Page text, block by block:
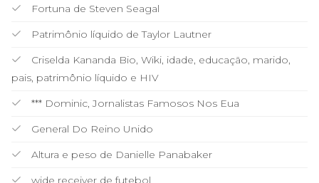
Fortuna de Steven Seagal
Patrimônio líquido de Taylor Lautner
Criselda Kananda Bio, Wiki, idade, educação, marido,
pais, patrimônio líquido e HIV
*** Dominic, Jornalistas Famosos Nos Eua
General Do Reino Unido
Altura e peso de Danielle Panabaker
wide receiver de futebol